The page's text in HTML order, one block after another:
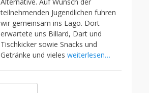
teilnehmenden Jugendlichen fuhren
wir gemeinsam ins Lago. Dort
erwartete uns Billard, Dart und
Tischkicker sowie Snacks und
Getränke und vieles weiterlesen…